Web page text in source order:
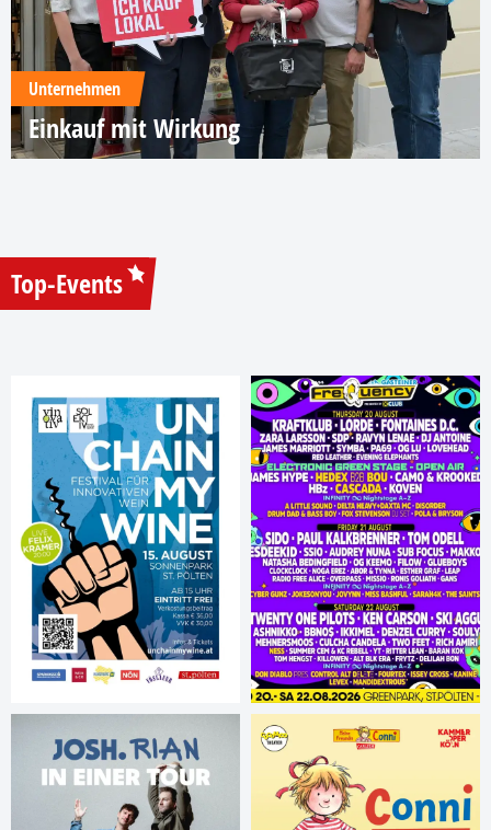
Unternehmen
Einkauf mit Wirkung
Top-Events